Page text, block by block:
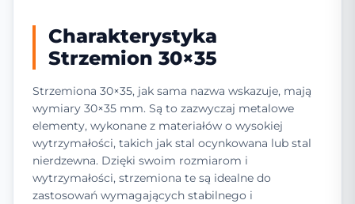
Charakterystyka
Strzemion 30×35
Strzemiona 30×35, jak sama nazwa wskazuje, mają
wymiary 30×35 mm. Są to zazwyczaj metalowe
elementy, wykonane z materiałów o wysokiej
wytrzymałości, takich jak stal ocynkowana lub stal
nierdzewna. Dzięki swoim rozmiarom i
wytrzymałości, strzemiona te są idealne do
zastosowań wymagających stabilnego i